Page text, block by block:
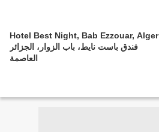
Hotel Best Night, Bab Ezzouar, Alger
فندق باست نايط، باب الزوار، الجزائر
العاصمة